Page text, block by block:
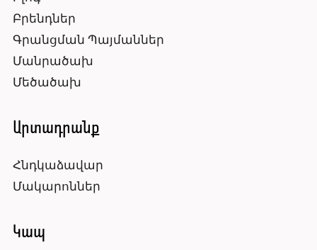
Բրենդներ
Գրանցման Պայմաններ
Մանրածախ
Մեծածախ
Արտադրանք
Հնդկաձավար
Մակարոններ
Կապ